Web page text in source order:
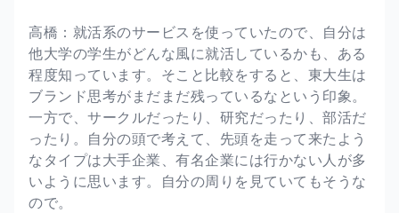
高橋：就活系のサービスを使っていたので、自分は
他大学の学生がどんな風に就活しているかも、ある
程度知っています。そこと比較をすると、東大生は
ブランド思考がまだまだ残っているなという印象。
一方で、サークルだったり、研究だったり、部活だ
ったり。自分の頭で考えて、先頭を走って来たよう
なタイプは大手企業、有名企業には行かない人が多
いように思います。自分の周りを見ていてもそうな
ので。